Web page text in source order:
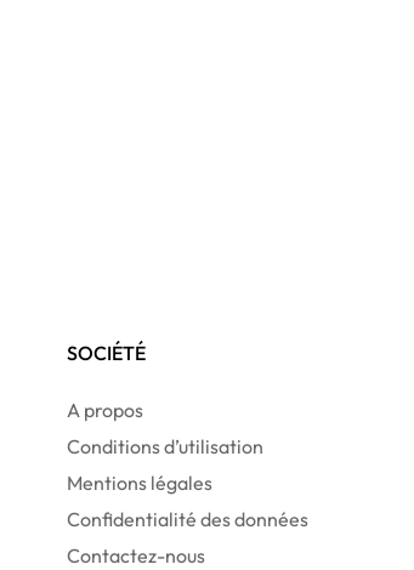
SOCIÉTÉ
A propos
Conditions d’utilisation
Mentions légales
Confidentialité des données
Contactez-nous